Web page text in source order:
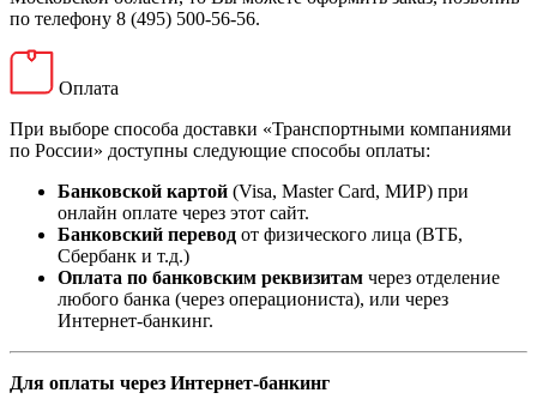
по телефону 8 (495) 500-56-56.
Оплата
При выборе способа доставки «Транспортными компаниями
по России» доступны следующие способы оплаты:
Банковской картой (Visa, Master Card, МИР) при
онлайн оплате через этот сайт.
Банковский перевод от физического лица (ВТБ,
Сбербанк и т.д.)
Оплата по банковским реквизитам через отделение
любого банка (через операциониста), или через
Интернет-банкинг.
Для оплаты через Интернет-банкинг